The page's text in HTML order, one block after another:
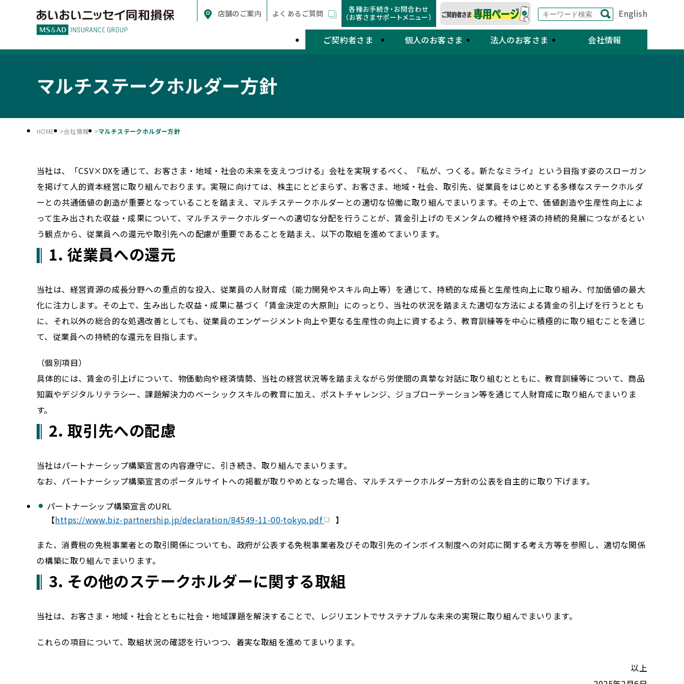
店舗のご案内 よくあるご質問
各種お手続き・お問合わせ
（お客さまサポートメニュー）
English
ご契約者さま 個人のお客さま 法人のお客さま 会社情報
マルチステークホルダー方針
HOME 会社情報 マルチステークホルダー方針
当社は、「CSV×DXを通じて、お客さま・地域・社会の未来を支えつづける」会社を実現するべく、『私が、つくる。新たなミライ』という目指す姿のスローガン
を掲げて人的資本経営に取り組んでおります。実現に向けては、株主にとどまらず、お客さま、地域・社会、取引先、従業員をはじめとする多様なステークホルダ
ーとの共通価値の創造が重要となっていることを踏まえ、マルチステークホルダーとの適切な協働に取り組んでまいります。その上で、価値創造や生産性向上によ
って生み出された収益・成果について、マルチステークホルダーへの適切な分配を行うことが、賃金引上げのモメンタムの維持や経済の持続的発展につながるとい
う観点から、従業員への還元や取引先への配慮が重要であることを踏まえ、以下の取組を進めてまいります。
1. 従業員への還元
当社は、経営資源の成長分野への重点的な投入、従業員の人財育成（能力開発やスキル向上等）を通じて、持続的な成長と生産性向上に取り組み、付加価値の最大
化に注力します。その上で、生み出した収益・成果に基づく「賃金決定の大原則」にのっとり、当社の状況を踏まえた適切な方法による賃金の引上げを行うととも
に、それ以外の総合的な処遇改善としても、従業員のエンゲージメント向上や更なる生産性の向上に資するよう、教育訓練等を中心に積極的に取り組むことを通じ
て、従業員への持続的な還元を目指します。
（個別項目）
具体的には、賃金の引上げについて、物価動向や経済情勢、当社の経営状況等を踏まえながら労使間の真摯な対話に取り組むとともに、教育訓練等について、商品
知識やデジタルリテラシー、課題解決力のベーシックスキルの教育に加え、ポストチャレンジ、ジョブローテーション等を通じて人財育成に取り組んでまいりま
す。
2. 取引先への配慮
当社はパートナーシップ構築宣言の内容遵守に、引き続き、取り組んでまいります。
なお、パートナーシップ構築宣言のポータルサイトへの掲載が取りやめとなった場合、マルチステークホルダー方針の公表を自主的に取り下げます。
パートナーシップ構築宣言のURL
【https://www.biz-partnership.jp/declaration/84549-11-00-tokyo.pdf 】
また、消費税の免税事業者との取引関係についても、政府が公表する免税事業者及びその取引先のインボイス制度への対応に関する考え方等を参照し、適切な関係
の構築に取り組んでまいります。
3. その他のステークホルダーに関する取組
当社は、お客さま・地域・社会とともに社会・地域課題を解決することで、レジリエントでサステナブルな未来の実現に取り組んでまいります。
これらの項目について、取組状況の確認を行いつつ、着実な取組を進めてまいります。
以上